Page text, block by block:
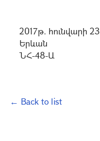
2017թ. հունվարի 23
Երևան
ՆՀ-48-Ա
← Back to list